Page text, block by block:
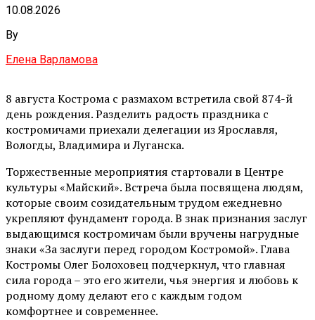
10.08.2026
By
Елена Варламова
8 августа Кострома с размахом встретила свой 874-й
день рождения. Разделить радость праздника с
костромичами приехали делегации из Ярославля,
Вологды, Владимира и Луганска.
Торжественные мероприятия стартовали в Центре
культуры «Майский». Встреча была посвящена людям,
которые своим созидательным трудом ежедневно
укрепляют фундамент города. В знак признания заслуг
выдающимся костромичам были вручены нагрудные
знаки «За заслуги перед городом Костромой». Глава
Костромы Олег Болоховец подчеркнул, что главная
сила города – это его жители, чья энергия и любовь к
родному дому делают его с каждым годом
комфортнее и современнее.